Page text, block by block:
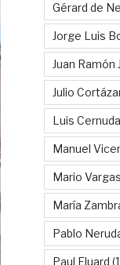
Gérard de
Jorge Luis
Juan Ramón
Julio
Luis Cernuda
Manuel
Mario
María
Pablo
Paul Eluard